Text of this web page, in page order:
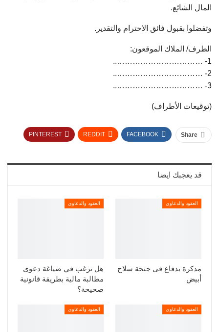
المال الشائع.
وتفضلوا بقبول فائق الاحترام والتقدير.
الطرف/ الملاك الموقعون:
1- ……………………………..
2- ……………………………..
3- ……………………………..
(توقيعات الأطراف)
Share
FACEBOOK
REDDIT
PINTEREST
قد يعجبك ايضا
العقود والدعاوى
مذكرة بدفاع فى جنحة سلاح
أبيض
العقود والدعاوى
هل ترغب في صياغة دعوى
مطالبة مالية بطريقة قانونية
صحيحة؟
العقود والدعاوى العقود والدعاوى